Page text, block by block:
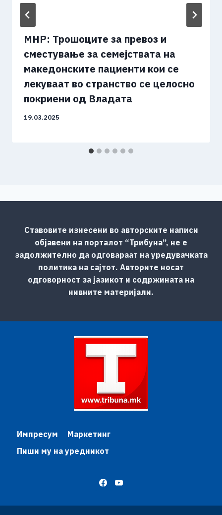
МНР: Трошоците за превоз и
сместување за семејствата на
македонските пациенти кои се
лекуваат во странство се целосно
покриени од Владата
19.03.2025
Ставовите изнесени во авторските написи
објавени на порталот “Трибуна”, не е
задолжително да одговараат на уредувачката
политика на сајтот. Авторите носат
одговорност за јазикот и содржината на
нивните материјали.
Импресум
Маркетинг
Пиши му на уредникот